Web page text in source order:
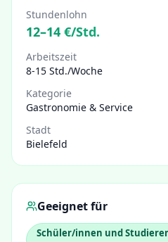
Stundenlohn
12–14 €/Std.
Arbeitszeit
8-15 Std./Woche
Kategorie
Gastronomie & Service
Stadt
Bielefeld
Geeignet für
Schüler/innen und